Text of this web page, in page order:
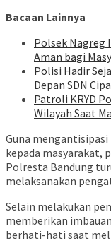
Bacaan Lainnya
Polsek Nagreg
Aman bagi
Polisi Hadir
Depan SDN
Patroli KRYD
Wilayah Saat
Guna
kepada masyarakat,
Polresta Bandung
melaksanakan
Selain melakukan
memberikan
berhati-hati saat